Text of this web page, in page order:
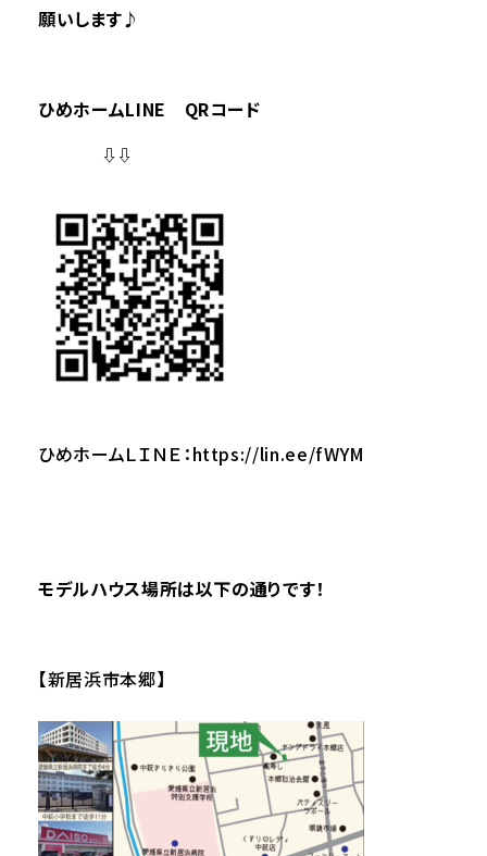
願いします♪
ひめホームLINE QRコード
⇩⇩
ひめホームＬＩＮＥ：https://lin.ee/fWYM
モデルハウス場所は以下の通りです！
【新居浜市本郷】